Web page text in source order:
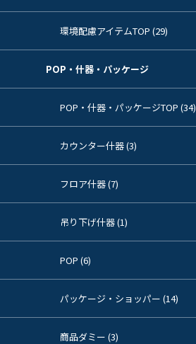
環境配慮アイテムTOP (29)
POP・什器・パッケージ
POP・什器・パッケージTOP (34)
カウンター什器 (3)
フロア什器 (7)
吊り下げ什器 (1)
POP (6)
パッケージ・ショッパー (14)
商品ダミー (3)